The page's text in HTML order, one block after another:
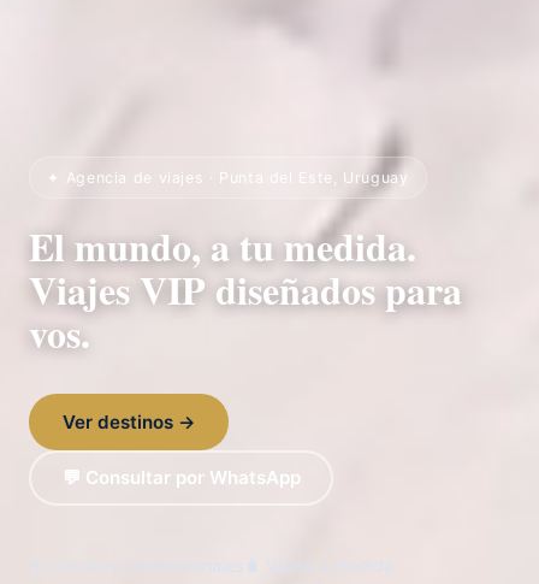
✦ Agencia de viajes · Punta del Este, Uruguay
El mundo, a tu medida.
Viajes VIP diseñados para
vos.
Ver destinos →
💬 Consultar por WhatsApp